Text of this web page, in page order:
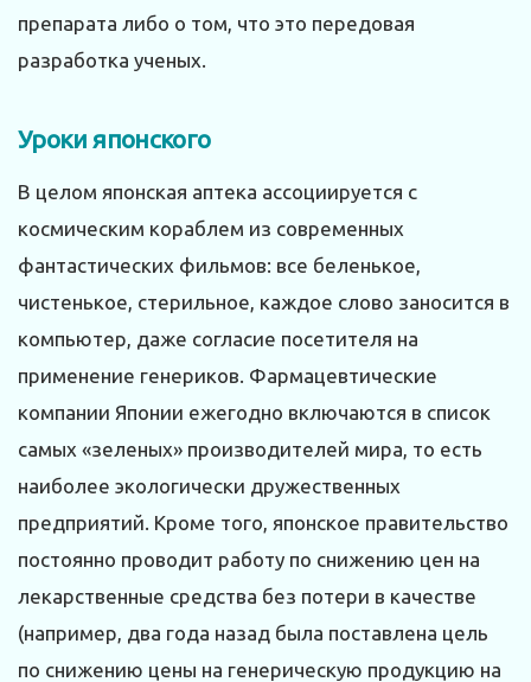
препарата либо о том, что это передовая
разработка ученых.
Уроки японского
В целом японская аптека ассоциируется с
космическим кораблем из современных
фантастических фильмов: все беленькое,
чистенькое, стерильное, каждое слово заносится в
компьютер, даже согласие посетителя на
применение генериков. Фармацевтические
компании Японии ежегодно включаются в список
самых «зеленых» производителей мира, то есть
наиболее экологически дружественных
предприятий. Кроме того, японское правительство
постоянно проводит работу по снижению цен на
лекарственные средства без потери в качестве
(например, два года назад была поставлена цель
по снижению цены на генерическую продукцию на